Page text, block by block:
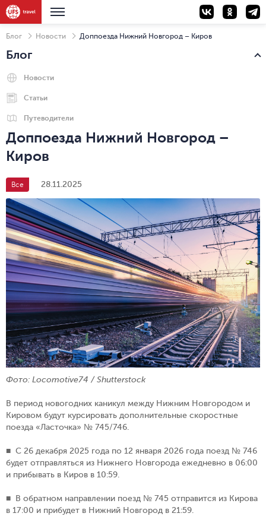
Блог Новости Доппоезда Нижний Новгород – Киров
Блог
Новости
Статьи
Путеводители
Доппоезда Нижний Новгород –
Киров
Все 28.11.2025
Фото: Locomotive74 / Shutterstock
В период новогодних каникул между Нижним Новгородом и
Кировом будут курсировать дополнительные скоростные
поезда «Ласточка» № 745/746.
■ С 26 декабря 2025 года по 12 января 2026 года поезд № 746
будет отправляться из Нижнего Новгорода ежедневно в 06:00
и прибывать в Киров в 10:59.
■ В обратном направлении поезд № 745 отправится из Кирова
в 17:00 и прибудет в Нижний Новгород в 21:59.